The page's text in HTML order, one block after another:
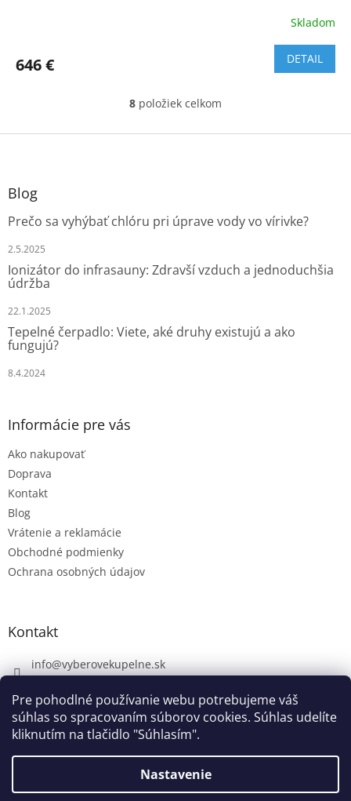
Pre pohodlné používanie webu potrebujeme váš
súhlas so spracovaním súborov cookies. Súhlas udelíte
kliknutím na tlačidlo "Súhlasím".
Nastavenie
A
R
M
Skladom
646 € DETAIL
O
l
i
e
v
ý
8 položiek celkom
Z
Blog
Prečo sa vyhýbať chlóru pri úprave vody vo vírivke?
2.5.2025
Ionizátor do infrasauny: Zdravší vzduch a jednoduchšia
údržba
22.1.2025
Tepelné čerpadlo: Viete, aké druhy existujú a ako
fungujú?
8.4.2024
Informácie pre vás
Ako nakupovať
Doprava
Kontakt
Blog
Vrátenie a reklamácie
Obchodné podmienky
Ochrana osobných údajov
Kontakt
info@vyberovekupelne.sk
https://www.facebook.com/vyberovekoupelny/
Vytvoril Shoptet